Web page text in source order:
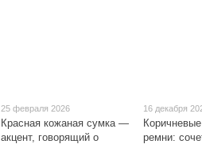
25 февраля 2026
Красная кожаная сумка —
акцент, говорящий о
16 декабря
ремни: